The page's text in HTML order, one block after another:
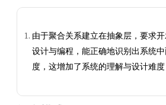
由于聚合关系建立在抽象层，要求
设计与编程，能正确地识别出系统
度，这增加了系统的理解与设计难度